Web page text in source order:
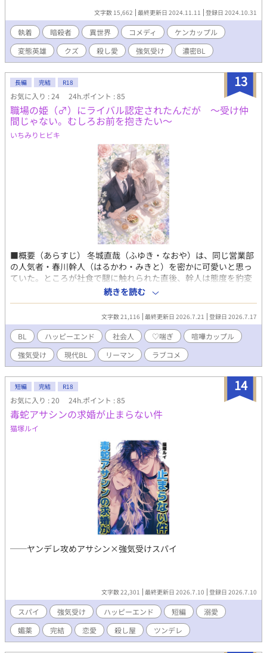
文字数 15,662 最終更新日 2024.11.11 登録日 2024.10.31
執着 暗殺者 異世界 コメディ
ケンカップル
変態英雄
クズ 殺し愛 強気受け 濃密BL
13
長編 完結 R18
お気に入り : 24 24h.ポイント : 85
職場の姫（♂）にライバル認定されたんだが 〜受け仲
間じゃない。むしろお前を抱きたい〜
いちみりヒビキ
■概要（あらすじ） 冬城直哉（ふゆき・なおや）は、同じ営業部
の人気者・春川幹人（はるかわ・みきと）を密かに可愛いと思っ
ていた。ところが社食で腿に触れられた直後、幹人は態度を豹変
させ、「営業部の男は俺のものだ」と宣言する。自分を受け仲間
のライバルだと誤解しているらしい。そう思っていた直哉に、幹
人が突きつけた勝負は、なぜか自分を抱かせることだった。強気
な煽りはやがて♡喘ぎへ崩れ、敗北後の言い訳は、どう聞いても
愛の告白で――。勘違いから始まる職場喧嘩っぷるBL。 ■一言コ
メント 強気受けの♡陥落を浴びたい方へ ■タグ BL / ボーイズラ
ブ / 現代BL / 社会人 / リーマン 喧嘩っぷる / ラブコメ / 強気受け/
♡喘ぎ / ハッピーエンド ■AI活用 ・表紙（AIイラスト） ・会話テ
ンポ＆文章校正 ・タイトル/名前/タグ案
続きを読む
文字数 21,116 最終更新日 2026.7.21 登録日 2026.7.17
BL ハッピーエンド 社会人 ♡喘ぎ
喧嘩カップル
強気受け
現代BL リーマン ラブコメ
14
短編 完結 R18
お気に入り : 20 24h.ポイント : 85
毒蛇アサシンの求婚が止まらない件
猫塚ルイ
──ヤンデレ攻めアサシン×強気受けスパイ
文字数 22,301 最終更新日 2026.7.10 登録日 2026.7.10
スパイ 強気受け ハッピーエンド 短編
溺愛
媚薬
完結 恋愛 殺し屋 ツンデレ